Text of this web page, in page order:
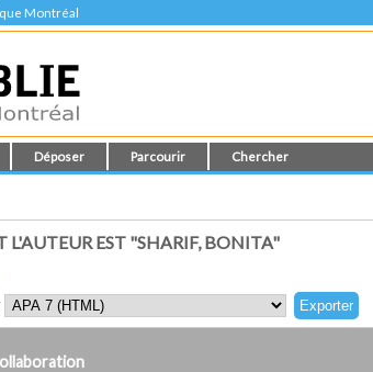
Montréal
Déposer Parcourir Chercher
EST "SHARIF, BONITA"